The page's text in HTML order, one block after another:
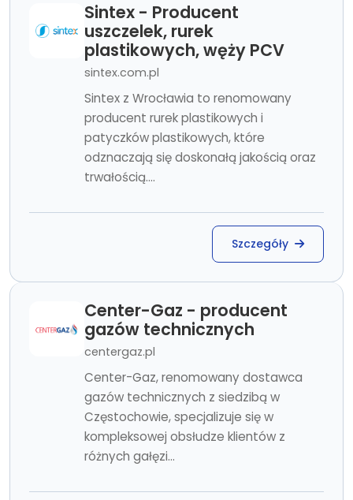
Sintex - Producent
uszczelek, rurek
plastikowych, węży PCV
sintex.com.pl
Sintex z Wrocławia to renomowany
producent rurek plastikowych i
patyczków plastikowych, które
odznaczają się doskonałą jakością oraz
trwałością....
Szczegóły
Center-Gaz - producent
gazów technicznych
centergaz.pl
Center-Gaz, renomowany dostawca
gazów technicznych z siedzibą w
Częstochowie, specjalizuje się w
kompleksowej obsłudze klientów z
różnych gałęzi...